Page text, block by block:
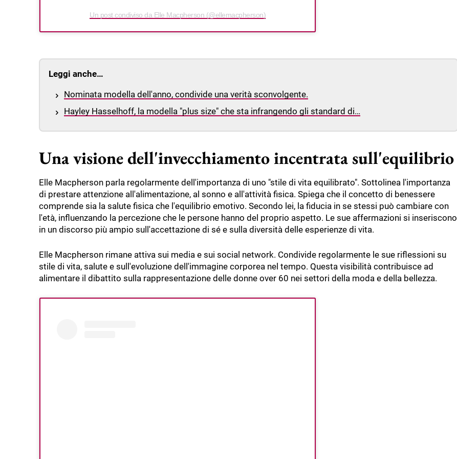
Un post condiviso da Elle Macpherson (@ellemacpherson)
Leggi anche…
Nominata modella dell'anno, condivide una verità sconvolgente.
Hayley Hasselhoff, la modella "plus size" che sta infrangendo gli standard di…
Una visione dell'invecchiamento incentrata sull'equilibrio
Elle Macpherson parla regolarmente dell'importanza di uno "stile di vita equilibrato". Sottolinea l'importanza
di prestare attenzione all'alimentazione, al sonno e all'attività fisica. Spiega che il concetto di benessere
comprende sia la salute fisica che l'equilibrio emotivo. Secondo lei, la fiducia in se stessi può cambiare con
l'età, influenzando la percezione che le persone hanno del proprio aspetto. Le sue affermazioni si inseriscono
in un discorso più ampio sull'accettazione di sé e sulla diversità delle esperienze di vita.
Elle Macpherson rimane attiva sui media e sui social network. Condivide regolarmente le sue riflessioni su
stile di vita, salute e sull'evoluzione dell'immagine corporea nel tempo. Questa visibilità contribuisce ad
alimentare il dibattito sulla rappresentazione delle donne over 60 nei settori della moda e della bellezza.